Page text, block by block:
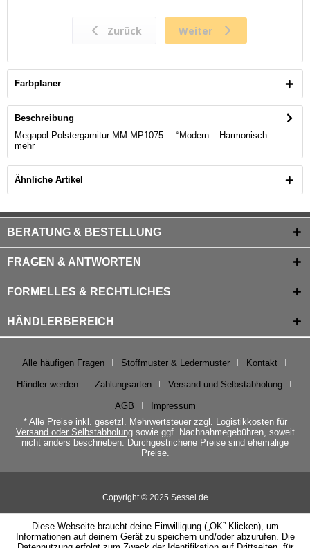
Farbplaner
Beschreibung
Megapol Polstergarnitur MM-MP1075 – “Modern – Harmonisch –...
mehr
Ähnliche Artikel
BERATUNG & BESTELLUNG
FRAGEN & ANTWORTEN
FORMELLES & RECHTLICHES
HÄNDLERBEREICH
Alle häufigen Fragen Stoffmuster & Ledermuster Kontakt
Händler werden Zahlungsarten Versand und Selbstabholung
AGB
Impressum
* Alle Preiseinkl. gesetzl. Mehrwertsteuer zzgl. Logistikkosten für
Versand oder Selbstabholungsowie ggf. Nachnahmegebühren, soweit
nicht anders beschrieben. Durchgestrichene Preise sind ehemalige
Preise.
Copyright © 2025 Sessel.de
Diese Webseite braucht deine Einwilligung („OK” Klicken), um
Informationen auf deinem Gerät zu speichern und/oder abzurufen. Die